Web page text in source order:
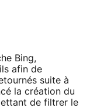
Bing,
afin de
suite à
la création du
de filtrer le